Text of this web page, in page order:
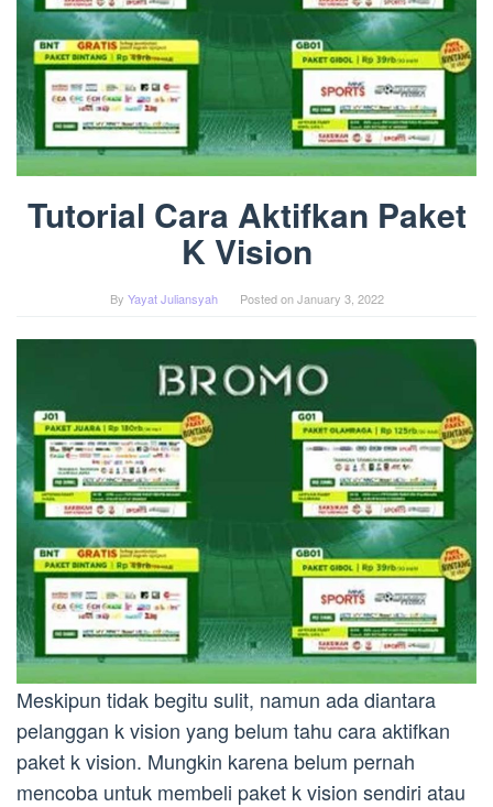
Tutorial Cara Aktifkan Paket
K Vision
By Yayat Juliansyah Posted onJanuary 3, 2022
Meskipun tidak begitu sulit, namun ada diantara
pelanggan k vision yang belum tahu cara aktifkan
paket k vision. Mungkin karena belum pernah
mencoba untuk membeli paket k vision sendiri atau